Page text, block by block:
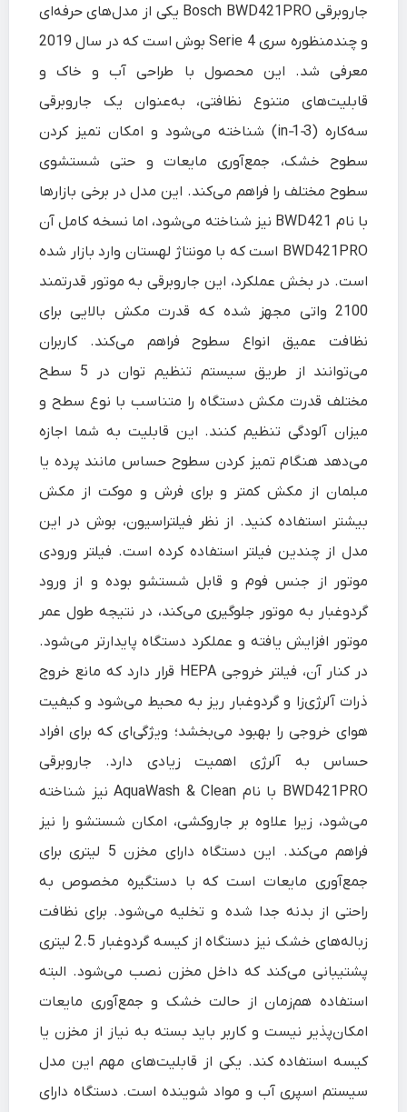
جاروبرقی Bosch BWD421PRO یکی از مدل‌های حرفه‌ای
و چندمنظوره سری Serie 4 بوش است که در سال 2019
معرفی شد. این محصول با طراحی آب و خاک و
قابلیت‌های متنوع نظافتی، به‌عنوان یک جاروبرقی
سه‌کاره (3‑in‑1) شناخته می‌شود و امکان تمیز کردن
سطوح خشک، جمع‌آوری مایعات و حتی شستشوی
سطوح مختلف را فراهم می‌کند. این مدل در برخی بازارها
با نام BWD421 نیز شناخته می‌شود، اما نسخه کامل آن
BWD421PRO است که با مونتاژ لهستان وارد بازار شده
است. در بخش عملکرد، این جاروبرقی به موتور قدرتمند
2100 واتی مجهز شده که قدرت مکش بالایی برای
نظافت عمیق انواع سطوح فراهم می‌کند. کاربران
می‌توانند از طریق سیستم تنظیم توان در 5 سطح
مختلف قدرت مکش دستگاه را متناسب با نوع سطح و
میزان آلودگی تنظیم کنند. این قابلیت به شما اجازه
می‌دهد هنگام تمیز کردن سطوح حساس مانند پرده یا
مبلمان از مکش کمتر و برای فرش و موکت از مکش
بیشتر استفاده کنید. از نظر فیلتراسیون، بوش در این
مدل از چندین فیلتر استفاده کرده است. فیلتر ورودی
موتور از جنس فوم و قابل شستشو بوده و از ورود
گردوغبار به موتور جلوگیری می‌کند، در نتیجه طول عمر
موتور افزایش یافته و عملکرد دستگاه پایدارتر می‌شود.
در کنار آن، فیلتر خروجی HEPA قرار دارد که مانع خروج
ذرات آلرژی‌زا و گردوغبار ریز به محیط می‌شود و کیفیت
هوای خروجی را بهبود می‌بخشد؛ ویژگی‌ای که برای افراد
حساس به آلرژی اهمیت زیادی دارد. جاروبرقی
BWD421PRO با نام AquaWash & Clean نیز شناخته
می‌شود، زیرا علاوه بر جاروکشی، امکان شستشو را نیز
فراهم می‌کند. این دستگاه دارای مخزن 5 لیتری برای
جمع‌آوری مایعات است که با دستگیره مخصوص به
راحتی از بدنه جدا شده و تخلیه می‌شود. برای نظافت
زباله‌های خشک نیز دستگاه از کیسه گردوغبار 2.5 لیتری
پشتیبانی می‌کند که داخل مخزن نصب می‌شود. البته
استفاده هم‌زمان از حالت خشک و جمع‌آوری مایعات
امکان‌پذیر نیست و کاربر باید بسته به نیاز از مخزن یا
کیسه استفاده کند. یکی از قابلیت‌های مهم این مدل
سیستم اسپری آب و مواد شوینده است. دستگاه دارای